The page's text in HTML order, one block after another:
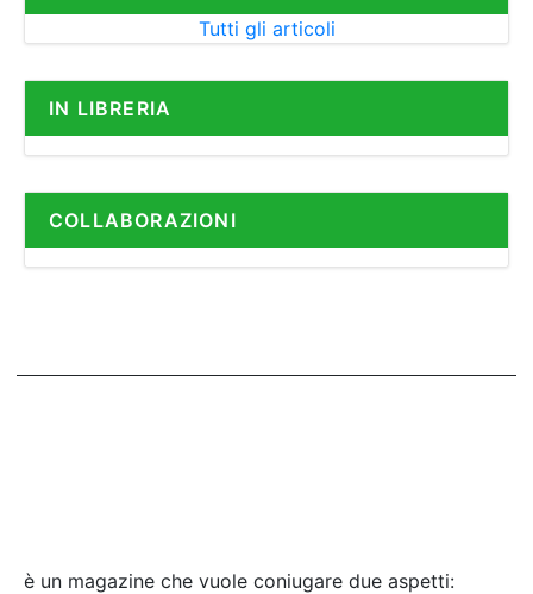
Tutti gli articoli
IN LIBRERIA
COLLABORAZIONI
è un magazine che vuole coniugare due aspetti: